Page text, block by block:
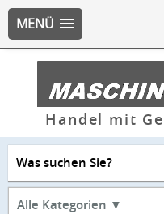
MENÜ
Handel mit
Was suchen Sie?
Alle Kategorien ▼